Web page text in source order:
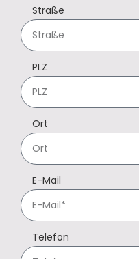
Straße
PLZ
Ort
E-Mail
Telefon